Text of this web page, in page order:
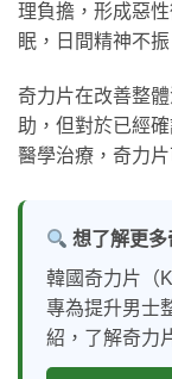
理負擔，形成惡
眠，日間精神不
奇力片在改善整
助，但對於已經
醫學治療，奇力
想了解更多
韓國奇力片（
專為提升男士
紹，了解奇力